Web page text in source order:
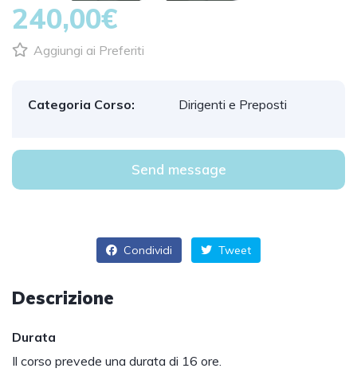
240,00€
Aggiungi ai Preferiti
Categoria Corso: Dirigenti e Preposti
Send message
Condividi Tweet
Descrizione
Durata
Il corso prevede una durata di 16 ore.